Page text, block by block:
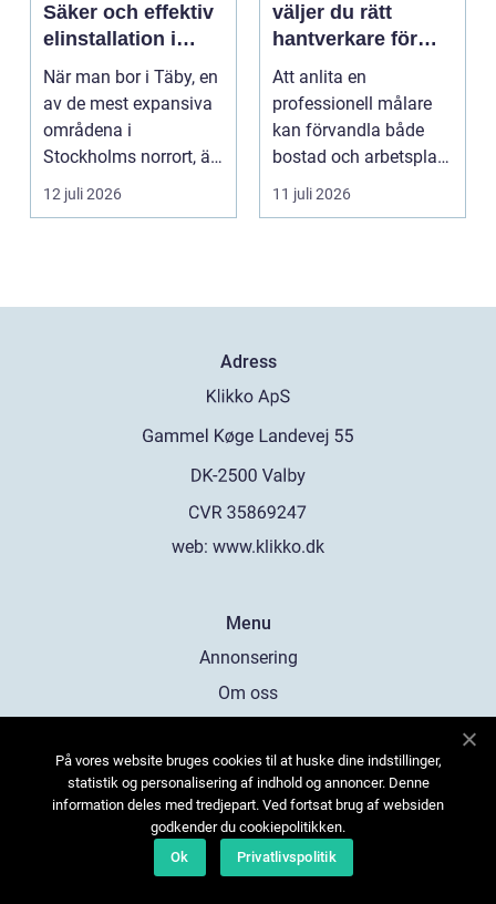
Säker och effektiv
elinstallation i
norrort
När man bor i Täby, en
av de mest expansiva
områdena i
Stockholms norrort, är
b...
12 juli 2026
väljer du rätt
hantverkare för
hem och företag
Att anlita en
professionell målare
kan förvandla både
bostad och arbetsplats
på kort tid. Färger, yt...
11 juli 2026
Adress
web: www.klikko.dk
Menu
Annonsering
Om oss
Kontakta oss
Sitemap
På vores website bruges cookies til at huske dine indstillinger,
statistik og personalisering af indhold og annoncer. Denne
information deles med tredjepart. Ved fortsat brug af websiden
godkender du cookiepolitikken.
Ok
Privatlivspolitik